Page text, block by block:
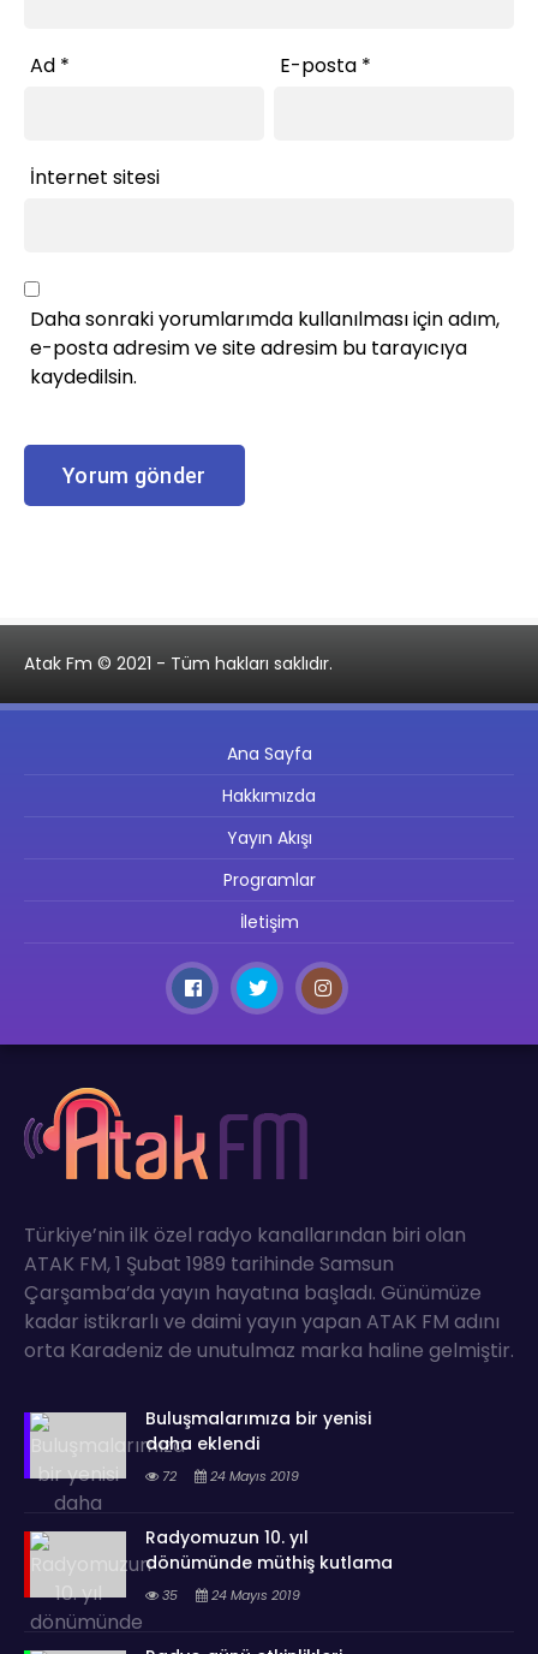
Ad * E-posta *
İnternet sitesi
Daha sonraki yorumlarımda kullanılması için adım,
e-posta adresim ve site adresim bu tarayıcıya
kaydedilsin.
Atak Fm © 2021 - Tüm hakları saklıdır.
Ana Sayfa
Hakkımızda
Yayın Akışı
Programlar
İletişim
Türkiye’nin ilk özel radyo kanallarından biri olan
ATAK FM, 1 Şubat 1989 tarihinde Samsun
Çarşamba’da yayın hayatına başladı. Günümüze
kadar istikrarlı ve daimi yayın yapan ATAK FM adını
orta Karadeniz de unutulmaz marka haline gelmiştir.
Buluşmalarımıza bir yenisi
daha eklendi
72 24 Mayıs 2019
Radyomuzun 10. yıl
dönümünde müthiş kutlama
35 24 Mayıs 2019